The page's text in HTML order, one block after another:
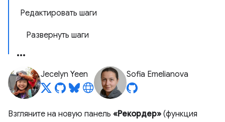
Редактировать шаги
Развернуть шаги
Jecelyn Yeen Sofia Emelianova
Взгляните на новую панель «Рекордер» (функция